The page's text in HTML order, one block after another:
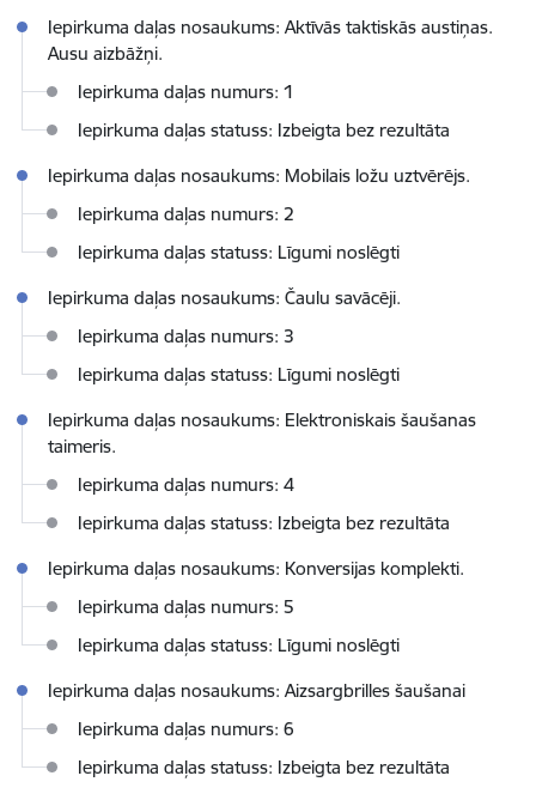
Iepirkuma daļas nosaukums: Aktīvās taktiskās austiņas.
Ausu aizbāžņi.
Iepirkuma daļas numurs: 1
Iepirkuma daļas statuss: Izbeigta bez rezultāta
Iepirkuma daļas nosaukums: Mobilais ložu uztvērējs.
Iepirkuma daļas numurs: 2
Iepirkuma daļas statuss: Līgumi noslēgti
Iepirkuma daļas nosaukums: Čaulu savācēji.
Iepirkuma daļas numurs: 3
Iepirkuma daļas statuss: Līgumi noslēgti
Iepirkuma daļas nosaukums: Elektroniskais šaušanas
taimeris.
Iepirkuma daļas numurs: 4
Iepirkuma daļas statuss: Izbeigta bez rezultāta
Iepirkuma daļas nosaukums: Konversijas komplekti.
Iepirkuma daļas numurs: 5
Iepirkuma daļas statuss: Līgumi noslēgti
Iepirkuma daļas nosaukums: Aizsargbrilles šaušanai
Iepirkuma daļas numurs: 6
Iepirkuma daļas statuss: Izbeigta bez rezultāta